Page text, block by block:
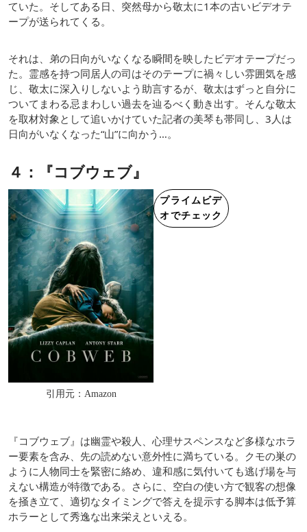
ていた。そしてある⽇、突然⺟から敬太に1本の古いビデオテ
ープが送られてくる。
それは、弟の⽇向がいなくなる瞬間を映したビデオテープだっ
た。霊感を持つ同居⼈の司はそのテープに禍々しい雰囲気を感
じ、敬太に深⼊りしないよう助⾔するが、敬太はずっと⾃分に
ついてまわる忌まわしい過去を辿るべく動き出す。そんな敬太
を取材対象として追いかけていた記者の美琴も帯同し、3⼈は
⽇向がいなくなった“⼭”に向かう…。
４：『コブウェブ』
引用元：Amazon
プライムビデ
オでチェック
『コブウェブ』は幽霊や殺人、心理サスペンスなど多様なホラ
ー要素を含み、先の読めない意外性に満ちている。クモの巣の
ように人物同士を緊密に絡め、違和感に気付いても逃げ場を与
えない構造が特徴である。さらに、空白の使い方で観客の想像
を掻き立て、適切なタイミングで答えを提示する脚本は低予算
ホラーとして秀逸な出来栄えといえる。